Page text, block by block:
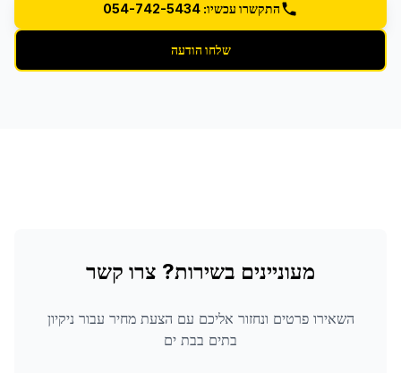
התקשרו עכשיו: 054-742-5434
שלחו הודעה
מעוניינים בשירות? צרו קשר
השאירו פרטים ונחזור אליכם עם הצעת מחיר עבור ניקיון
בתים בבת ים